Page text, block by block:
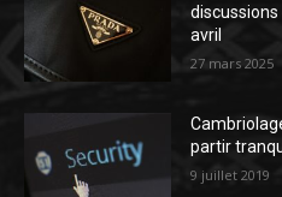
avril
27 mars 2025
partir
9 juillet 2019